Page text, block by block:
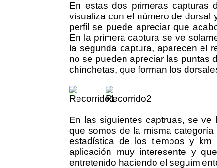
En estas dos primeras capturas
visualiza con el número de dorsal
perfil se puede apreciar que
En la primera captura se ve
la segunda captura, aparecen el
no se pueden apreciar las puntas
chinchetas, que forman los
En las siguientes captruas, se ve
que somos de la misma
estadística de los tiempos y
aplicación muy interesente y
entretenido haciendo el